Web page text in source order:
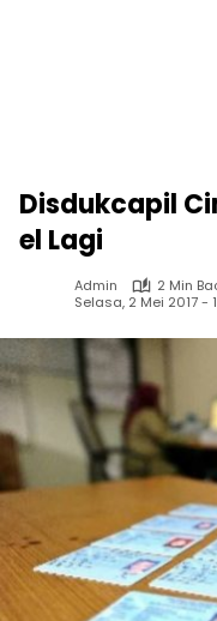
Disdukcapil
el Lagi
Admin
2 Min
Selasa, 2 Mei 2017 -